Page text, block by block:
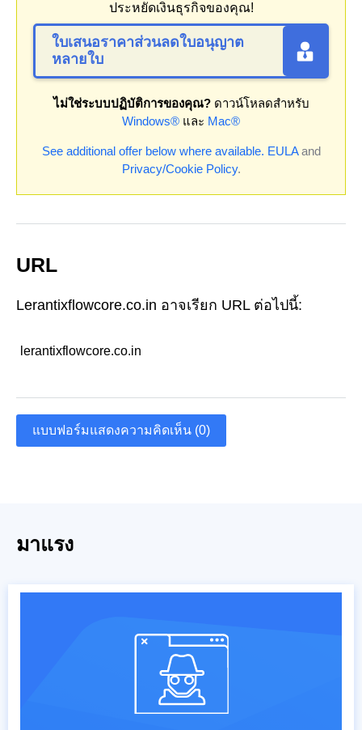
ประหยัดเงินธุรกิจของคุณ!
ใบเสนอราคาส่วนลดใบอนุญาต
หลายใบ
ไม่ใช่ระบบปฏิบัติการของคุณ?ดาวน์โหลดสำหรับ
Windows® และ Mac®
See additional offer below where available. EULAand
Privacy/Cookie Policy.
URL
Lerantixflowcore.co.in อาจเรียก URL ต่อไปนี้:
lerantixflowcore.co.in
แบบฟอร์มแสดงความคิดเห็น (0)
มาแรง